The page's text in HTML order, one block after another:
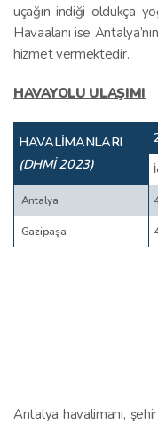
uçağın indiği oldukça
Havaalanı ise
hizmet vermektedir.
HAVAYOLU ULAŞIMI
HAVALİMANLARI
(DHMİ 2023)
Antalya
Gazipaşa
Antalya havalimanı,